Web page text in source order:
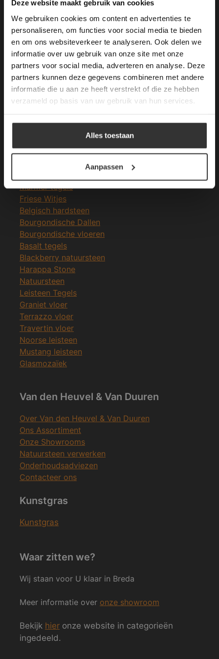
Deze website maakt gebruik van cookies
We gebruiken cookies om content en advertenties te
personaliseren, om functies voor social media te bieden
en om ons websiteverkeer te analyseren. Ook delen we
informatie over uw gebruik van onze site met onze
partners voor social media, adverteren en analyse. Deze
partners kunnen deze gegevens combineren met andere
informatie die u aan ze heeft verstrekt of die ze hebben
verzameld op basis van uw gebruik van hun services.
Alles toestaan
Aanpassen
Merken Glasmozaïek
Meeste Gezochte Natuursteen
Terrastegels
Leisteen terrastegels
Marmer tegels
Friese Witjes
Belgisch hardsteen
Bourgondische Dallen
Bourgondische vloeren
Basalt tegels
Blackberry natuursteen
Harappa Stone
Natuursteen
Leisteen Tegels
Graniet vloer
Terrazzo vloer
Travertin vloer
Noorse leisteen
Mustang leisteen
Glasmozaïek
Van den Heuvel & Van Duuren
Over Van den Heuvel & Van Duuren
Ons Assortiment
Onze Showrooms
Natuursteen verwerken
Onderhoudsadviezen
Contacteer ons
Kunstgras
Kunstgras
Waar zitten we?
Wij staan voor U klaar in Breda
Meer informatie over onze showroom
Bekijk hier onze website in categorieën
ingedeeld.
longer working. Please contact the website
administrator.
Deze website gebruikt cookies om de
gebruikerservaring te verbeteren. Door
gebruik te maken van onze website geeft u
toestemming voor alle cookies in
overeenstemming met ons cookiebeleid.Lees
verder
ALLES ACCEPTEREN
ALLES AFWIJZEN
DETAILS WEERGEVEN